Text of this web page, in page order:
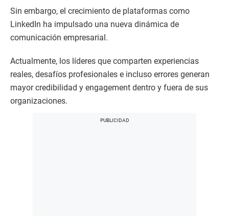
Sin embargo, el crecimiento de plataformas como
LinkedIn ha impulsado una nueva dinámica de
comunicación empresarial.
Actualmente, los líderes que comparten experiencias
reales, desafíos profesionales e incluso errores generan
mayor credibilidad y engagement dentro y fuera de sus
organizaciones.